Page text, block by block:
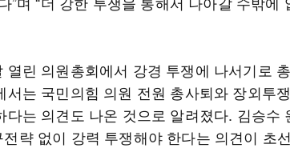
열린 의원총회에서 강경 투쟁에 나서기로
서는 국민의힘 의원 전원 총사퇴와 장외투
다는 의견도 나온 것으로 알려졌다. 김승수
략 없이 강력 투쟁해야 한다는 의견이 초